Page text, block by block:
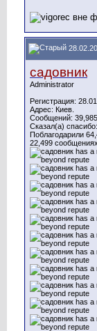
садовник
Administrator
Регистрация:
Адрес: Киев.
Сообщений: 39,985
Сказал(а)
Поблагодарили
22,499 сообщениях